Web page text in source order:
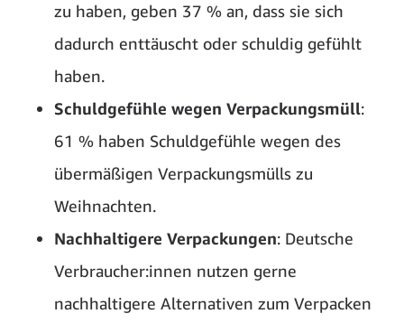
zu haben, geben 37 % an, dass sie sich
dadurch enttäuscht oder schuldig gefühlt
haben.
Schuldgefühle wegen Verpackungsmüll:
61 % haben Schuldgefühle wegen des
übermäßigen Verpackungsmülls zu
Weihnachten.
Nachhaltigere Verpackungen: Deutsche
Verbraucher:innen nutzen gerne
nachhaltigere Alternativen zum Verpacken